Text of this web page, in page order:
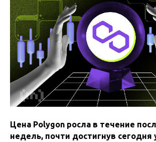
Цена Polygon росла в течение
недель, почти достигнув сегодня